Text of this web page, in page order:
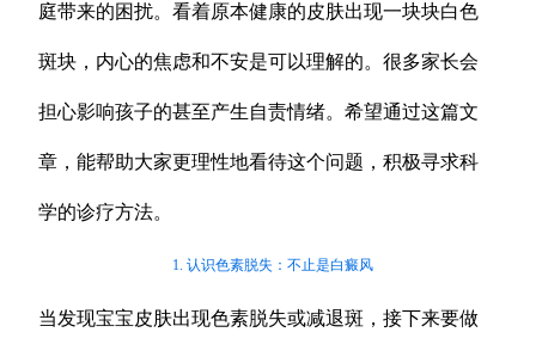
庭带来的困扰。看着原本健康的皮肤出现一块块白色
斑块，内心的焦虑和不安是可以理解的。很多家长会
担心影响孩子的甚至产生自责情绪。希望通过这篇文
章，能帮助大家更理性地看待这个问题，积极寻求科
学的诊疗方法。
1. 认识色素脱失：不止是白癜风
当发现宝宝皮肤出现色素脱失或减退斑，接下来要做